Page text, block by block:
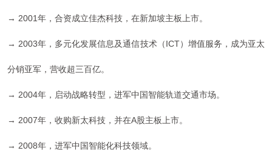
→ 2001年， 合资成立佳杰科技，在新加坡主板上市。
→ 2003年， 多元化发展信息及通信技术（ICT）增值服务，成为亚太
分销亚军，营收超三百亿。
→ 2004年， 启动战略转型，进军中国智能轨道交通市场。
→ 2007年， 收购新太科技，并在A股主板上市。
→ 2008年， 进军中国智能化科技领域。